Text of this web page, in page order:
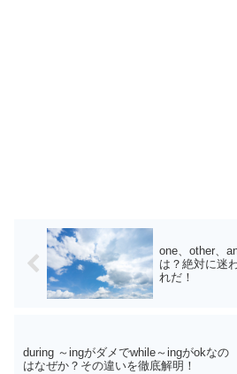
one、other、
は？絶対に迷
れだ！
during ～ingがダメでwhile～ingがokなの
はなぜか？その違いを徹底解明！